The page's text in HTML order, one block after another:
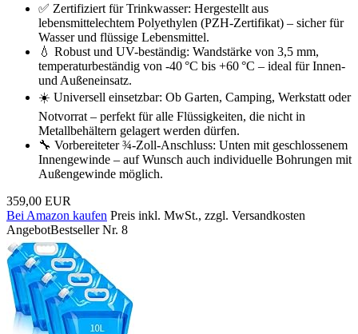
✅ Zertifiziert für Trinkwasser: Hergestellt aus
lebensmittelechtem Polyethylen (PZH-Zertifikat) – sicher für
Wasser und flüssige Lebensmittel.
💧 Robust und UV-beständig: Wandstärke von 3,5 mm,
temperaturbeständig von -40 °C bis +60 °C – ideal für Innen-
und Außeneinsatz.
☀️ Universell einsetzbar: Ob Garten, Camping, Werkstatt oder
Notvorrat – perfekt für alle Flüssigkeiten, die nicht in
Metallbehältern gelagert werden dürfen.
🔧 Vorbereiteter ¾-Zoll-Anschluss: Unten mit geschlossenem
Innengewinde – auf Wunsch auch individuelle Bohrungen mit
Außengewinde möglich.
359,00 EUR
Bei Amazon kaufen Preis inkl. MwSt., zzgl. Versandkosten
AngebotBestseller Nr. 8